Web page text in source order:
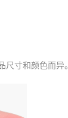
寸和颜色而异。